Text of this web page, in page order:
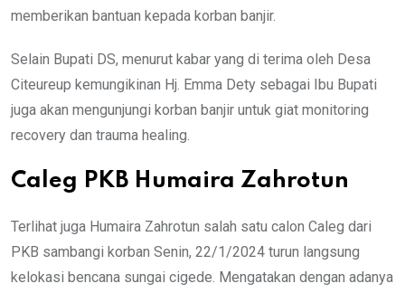
memberikan bantuan kepada korban banjir.
Selain Bupati DS, menurut kabar yang di terima oleh Desa
Citeureup kemungikinan Hj. Emma Dety sebagai Ibu Bupati
juga akan mengunjungi korban banjir untuk giat monitoring
recovery dan trauma healing.
Caleg PKB Humaira Zahrotun
Terlihat juga Humaira Zahrotun salah satu calon Caleg dari
PKB sambangi korban Senin, 22/1/2024 turun langsung
kelokasi bencana sungai cigede. Mengatakan dengan adanya